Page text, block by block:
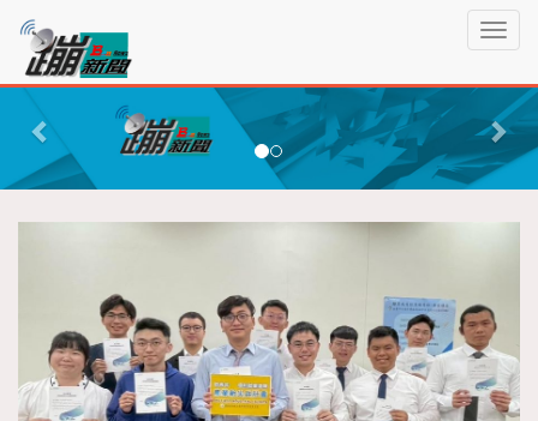
T
g
l
e
a
t
i
o
n
蹦
新
聞P
r
v
i
N
e
x
t